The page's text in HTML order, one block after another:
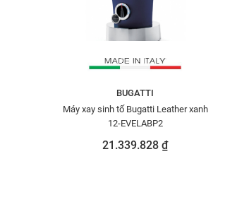
BUGATTI
Máy xay sinh tố Bugatti Leather xanh
12-EVELABP2
21.339.828 ₫